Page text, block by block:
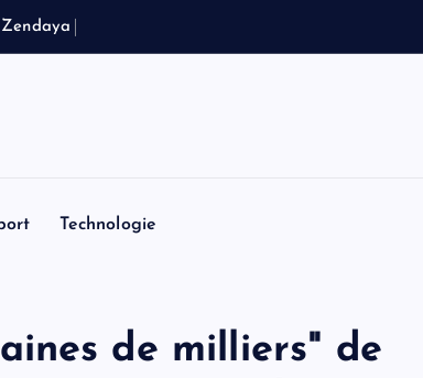
Zendaya
Technologie
de milliers" de